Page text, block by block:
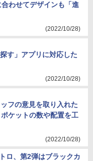
わせてデザインも「進
(2022/10/28)
す」アプリに対応した
(2022/10/28)
フの意見を取り入れた
ケットの数や配置を工
(2022/10/28)
ロ、第2弾はブラックカ